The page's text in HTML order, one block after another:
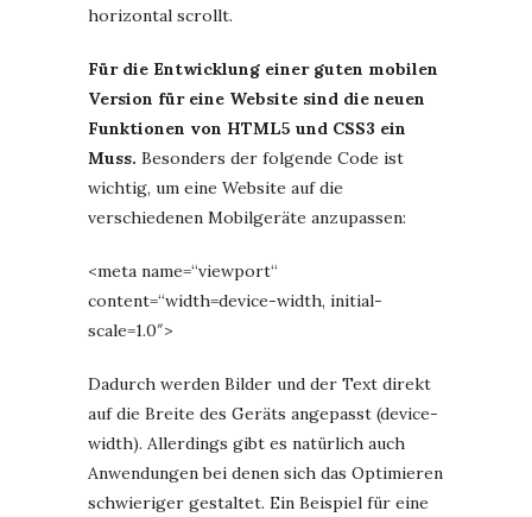
horizontal scrollt.
Für die Entwicklung einer guten mobilen
Version für eine Website sind die neuen
Funktionen von HTML5 und CSS3 ein
Muss. Besonders der folgende Code ist
wichtig, um eine Website auf die
verschiedenen Mobilgeräte anzupassen:
<meta name=“viewport“
content=“width=device-width, initial-
scale=1.0″>
Dadurch werden Bilder und der Text direkt
auf die Breite des Geräts angepasst (device-
width). Allerdings gibt es natürlich auch
Anwendungen bei denen sich das Optimieren
schwieriger gestaltet. Ein Beispiel für eine